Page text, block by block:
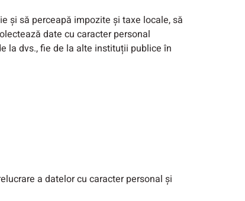
şi să perceapă impozite şi taxe locale, să
date cu caracter personal
la dvs., fie de la alte instituții publice în
a datelor cu caracter personal și